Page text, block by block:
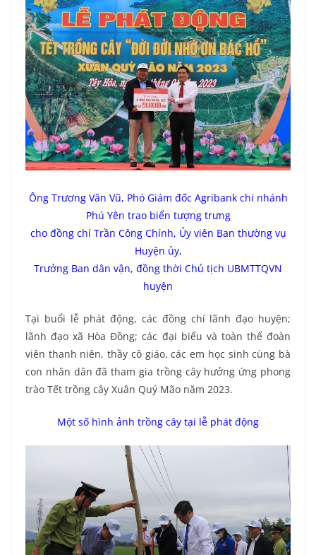
Ông Trương Văn Vũ, Phó Giám đốc Agribank chi nhánh
Phú Yên trao biển tượng trưng
cho đồng chí Trần Công Chính, Ủy viên Ban thường vụ
Huyện ủy,
Trưởng Ban dân vận, đồng thời Chủ tịch UBMTTQVN
huyện
Tại buổi lễ phát động, các đồng chí lãnh đạo huyện;
lãnh đạo xã Hòa Đồng; các đại biểu và toàn thể đoàn
viên thanh niên, thầy cô giáo, các em học sinh cùng bà
con nhân dân đã tham gia trồng cây hưởng ứng phong
trào Tết trồng cây Xuân Quý Mão năm 2023.
Một số hình ảnh trồng cây tại lễ phát động